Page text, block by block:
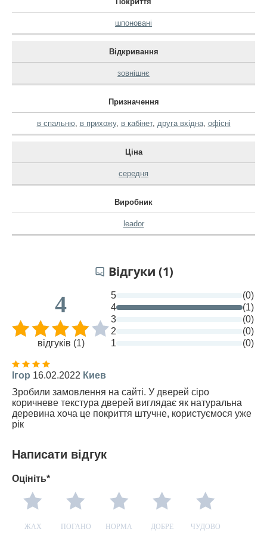
шпоновані
Відкривання
зовнішнє
Призначення
в спальню, в прихожу, в кабінет, друга вхідна, офісні
Ціна
середня
Виробник
leador
Відгуки (1)
4
відгуків (1)
5
(0)
4
(1)
3
(0)
2
(0)
1
(0)
Ігор 16.02.2022 Киев
Зробили замовлення на сайті. У дверей сіро
коричневе текстура дверей виглядає як натуральна
деревина хоча це покриття штучне, користуємося уже
рік
Написати відгук
Оцініть*
ЖАХ ПОГАНО НОРМА ДОБРЕ ЧУДОВО